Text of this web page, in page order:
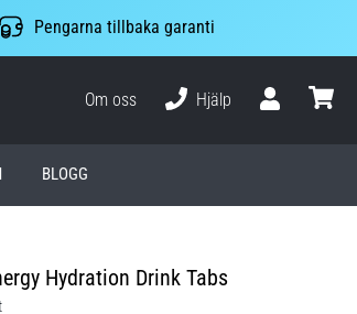
Pengarna tillbaka garanti
Om oss
Hjälp
BLOGG
Hydration Drink Tabs